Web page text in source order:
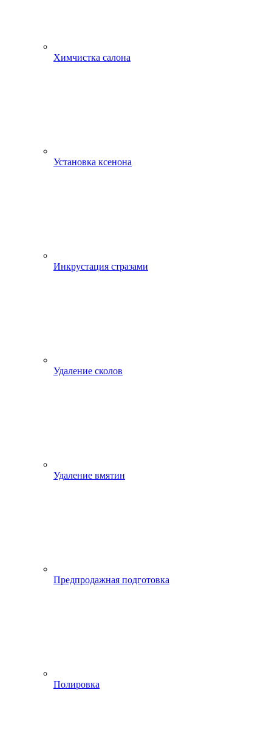
Химчистка салона
Установка ксенона
Инкрустация стразами
Удаление сколов
Удаление вмятин
Предпродажная подготовка
Полировка